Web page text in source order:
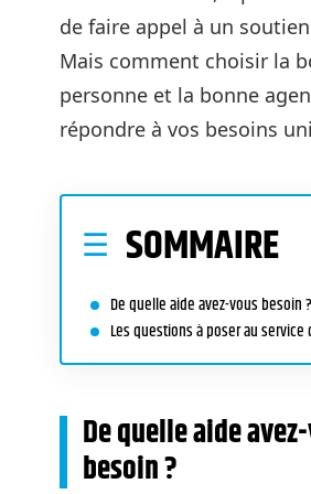
de faire appel à un
Mais comment choisir la
personne et la bonne
répondre à vos besoins
SOMMAIRE
De quelle aide avez-vous besoin ?
Les questions à poser au service
De quelle aide
besoin ?